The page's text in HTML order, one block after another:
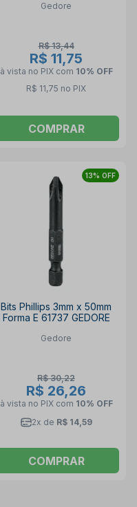
Gedore
R$ 13,44
R$ 11,75
à vista no PIX com 10% OFF
R$ 11,75 no PIX
COMPRAR
13% OFF
Bits Phillips 3mm x 50mm
Forma E 61737 GEDORE
Gedore
R$ 30,22
R$ 26,26
à vista no PIX com 10% OFF
2x de R$ 14,59
COMPRAR